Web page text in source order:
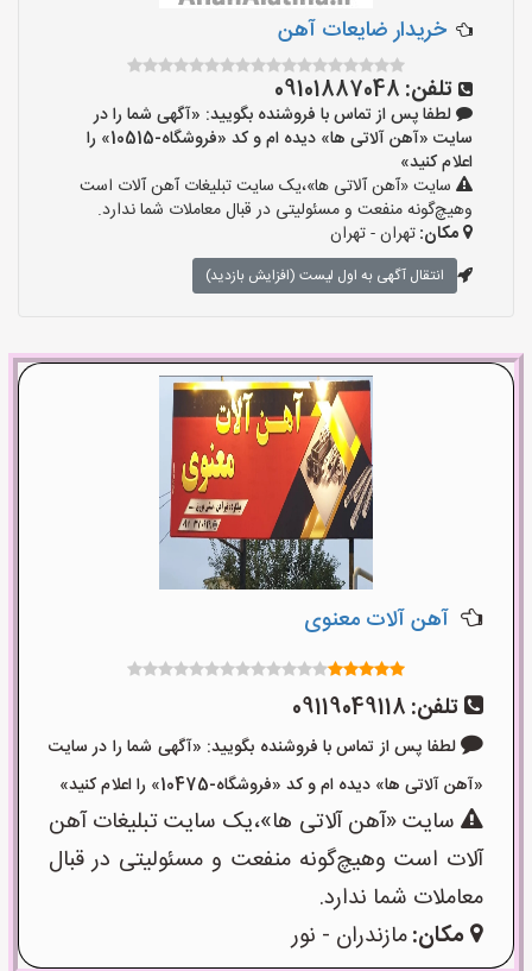
خریدار ضایعات آهن
تلفن: 09101887048
لطفا پس از تماس با فروشنده بگویید: «آگهی شما را در
سایت «آهن آلاتی ها» دیده ام و کد «فروشگاه-10515» را
اعلام کنید»
سایت «آهن آلاتی ها»،یک سایت تبلیغات آهن آلات است
وهیچ‌گونه منفعت و مسئولیتی در قبال معاملات شما ندارد.
مکان:تهران - تهران
انتقال آگهی به اول لیست (افزایش بازدید)
آهن آلات معنوی
تلفن: 09119049118
لطفا پس از تماس با فروشنده بگویید: «آگهی شما را در سایت
«آهن آلاتی ها» دیده ام و کد «فروشگاه-10475» را اعلام کنید»
سایت «آهن آلاتی ها»،یک سایت تبلیغات آهن
آلات است وهیچ‌گونه منفعت و مسئولیتی در قبال
معاملات شما ندارد.
مکان:مازندران - نور